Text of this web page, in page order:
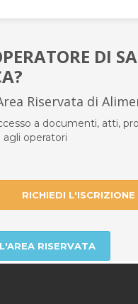
DI
Riservata di
a documenti, atti,
agli operatori
RICHIEDI L'ISCRIZIONE
RISERVATA